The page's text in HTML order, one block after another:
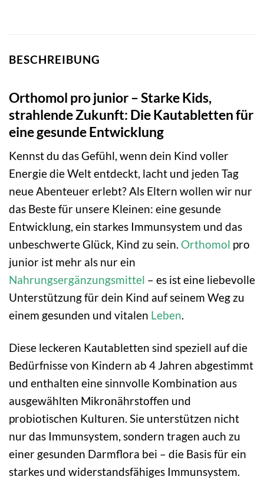
BESCHREIBUNG
Orthomol pro junior – Starke Kids,
strahlende Zukunft: Die Kautabletten für
eine gesunde Entwicklung
Kennst du das Gefühl, wenn dein Kind voller
Energie die Welt entdeckt, lacht und jeden Tag
neue Abenteuer erlebt? Als Eltern wollen wir nur
das Beste für unsere Kleinen: eine gesunde
Entwicklung, ein starkes Immunsystem und das
unbeschwerte Glück, Kind zu sein. Orthomol pro
junior ist mehr als nur ein
Nahrungsergänzungsmittel – es ist eine liebevolle
Unterstützung für dein Kind auf seinem Weg zu
einem gesunden und vitalen Leben.
Diese leckeren Kautabletten sind speziell auf die
Bedürfnisse von Kindern ab 4 Jahren abgestimmt
und enthalten eine sinnvolle Kombination aus
ausgewählten Mikronährstoffen und
probiotischen Kulturen. Sie unterstützen nicht
nur das Immunsystem, sondern tragen auch zu
einer gesunden Darmflora bei – die Basis für ein
starkes und widerstandsfähiges Immunsystem.